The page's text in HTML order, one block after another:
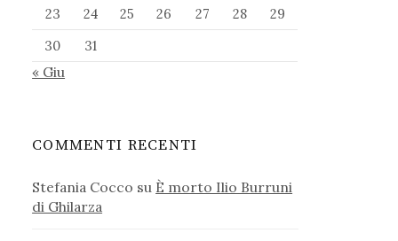
23
24 25 26 27 28
29
30
31
« Giu
COMMENTI RECENTI
Stefania Cocco su È morto Ilio Burruni
di Ghilarza